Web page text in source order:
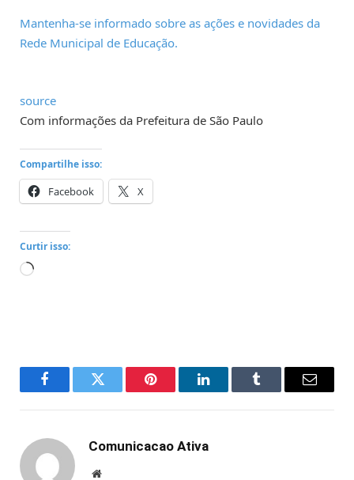
Mantenha-se informado sobre as ações e novidades da
Rede Municipal de Educação.
source
Com informações da Prefeitura de São Paulo
Compartilhe isso:
Facebook X
Curtir isso:
Carregando...
FacebookTwitter Pinterest LinkedInTumblr Email
Comunicacao Ativa
Website